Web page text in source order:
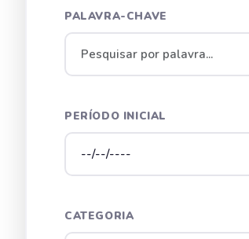
PALAVRA-CHAVE
PERÍODO INICIAL
CATEGORIA